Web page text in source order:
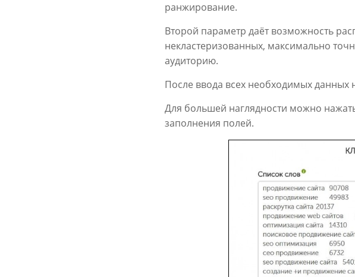
ранжирование.
Второй параметр даёт возможность
некластеризованных, максимально
аудиторию.
После ввода всех необходимых данных
Для большей наглядности можно
заполнения полей.